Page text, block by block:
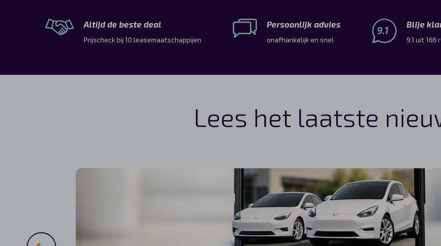
Altijd de beste deal
Prijscheck bij 10 leasemaatschappijen
Persoonlijk advies
onafhankelijk en snel
9.1
Blije
9.1 uit 166
Lees het laatste